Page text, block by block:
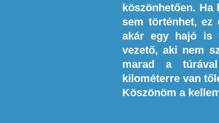
köszönhetően.
sem történhet, ez
akár egy hajó is
vezető, aki nem
marad a
kilométerre van
Köszönöm a